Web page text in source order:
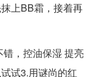
上BB霜，接着再
，控油保湿 提亮
试3.用谜尚的红